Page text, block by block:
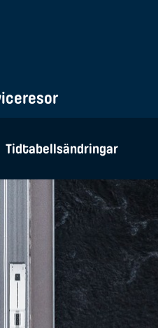
Tidtabellsändringar